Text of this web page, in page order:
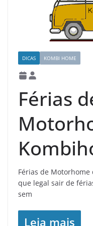
DICAS KOMBI HOME
Férias
Férias de
que legal sair de
sem
Leia mais